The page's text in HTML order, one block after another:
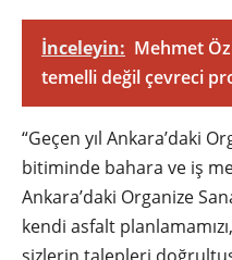
İnceleyin: Mehmet
temelli değil çevreci
“Geçen yıl Ankara’daki
bitiminde bahara ve iş
Ankara’daki Organize
kendi asfalt